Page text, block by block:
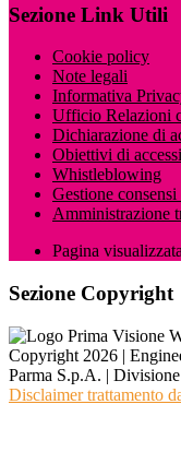
Sezione Link Utili
Cookie policy
Note legali
Informativa
Ufficio Relazioni
Dichiarazione di
Obiettivi di
Whistleblowing
Gestione
Amministrazione
Pagina
Sezione Copyright
Copyright 2026 |
Parma S.p.A. |
Disclaimer trattamento